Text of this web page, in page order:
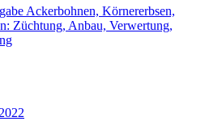
Ackerbohnen, Körnererbsen,
Züchtung, Anbau, Verwertung,